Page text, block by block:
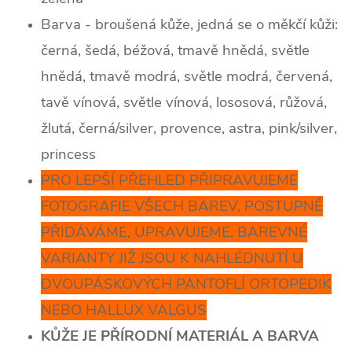
Barva - broušená kůže, jedná se o měkčí kůži:
černá, šedá, béžová, tmavě hnědá, světle
hnědá, tmavě modrá, světle modrá, červená,
tavě vínová, světle vínová, lososová, růžová,
žlutá, černá/silver, provence, astra, pink/silver,
princess
PRO LEPŠÍ PŘEHLED PŘIPRAVUJEME
FOTOGRAFIE VŠECH BAREV, POSTUPNĚ
PŘIDÁVÁME, UPRAVUJEME. BAREVNÉ
VARIANTY JIŽ JSOU K NAHLÉDNUTÍ U
DVOUPÁSKOVÝCH PANTOFLÍ ORTOPEDIK
NEBO HALLUX VALGUS
KŮŽE JE PŘÍRODNÍ MATERIÁL A BARVA